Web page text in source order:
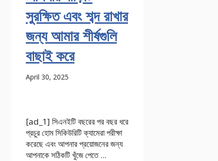
সুরক্ষিত এবং শব্দ রাখার
জন্য আমার শীর্ষগুলি
বাছাই করে
April 30, 2025
[ad_1] সিএনইটি বছরের পর বছর ধরে
প্রচুর হোম সিকিউরিটি ক্যামেরা পরীক্ষা
করেছে এবং আপনার প্রয়োজনের জন্য
আপনাকে সঠিকটি খুঁজে পেতে ...